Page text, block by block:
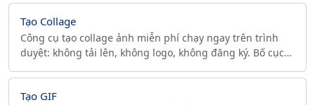
Tạo Collage
Công cụ tạo collage ảnh miễn phí chạy ngay trên trình
duyệt: không tải lên, không logo, không đăng ký. Bố cục
Tạo GIF